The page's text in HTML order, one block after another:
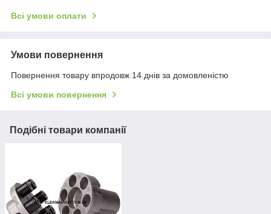
Всі умови оплати
Умови повернення
Повернення товару впродовж 14 днів за домовленістю
Всі умови повернення
Подібні товари компанії